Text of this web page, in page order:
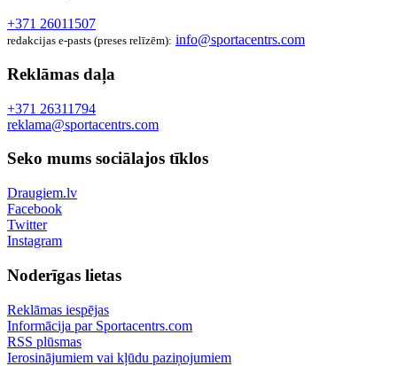
+371 26011507
redakcijas e-pasts (preses relīzēm): info@sportacentrs.com
Reklāmas daļa
+371 26311794
reklama@sportacentrs.com
Seko mums sociālajos tīklos
Draugiem.lv
Facebook
Twitter
Instagram
Noderīgas lietas
Reklāmas iespējas
Informācija par Sportacentrs.com
RSS plūsmas
Ierosinājumiem vai kļūdu paziņojumiem